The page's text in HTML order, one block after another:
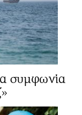
συμφωνία